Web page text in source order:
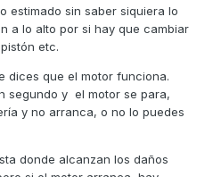
estimado sin saber siquiera lo
a lo alto por si hay que cambiar
etc.
dices que el motor funciona.
segundo y el motor se para,
y no arranca, o no lo puedes
donde alcanzan los daños